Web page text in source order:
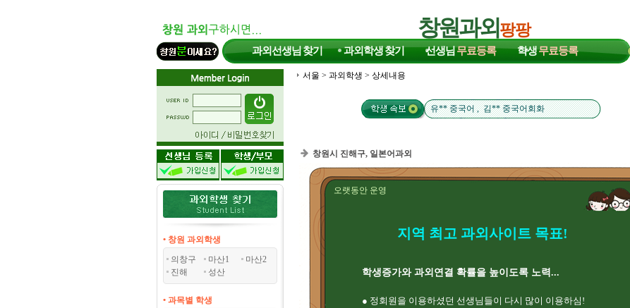
창원과외 팡팡
과외선생님찾기 과외학생찾기 선생님무료등록 학생무료등록
• 창원 과외학생
의창구
마산1
마산2
진해
성산
• 과목별 학생
서울 > 과외학생 > 상세내용
유** 중국어 , 김** 중국어회화
정** 수학 , 이** 수학
김** 영어 , 박** 국어/영어
이** 수학/국어 , 김** 영어
김** 수학 , 전** 영어
김** 영어 , 박** 국어/영어
창원시 진해구, 일본어과외
오랫동안 운영
지역 최고 과외사이트 목표!
학생증가와 과외연결 확률을 높이도록 노력...
● 정회원을 이용하셨던 선생님들이 다시 많이 이용하심!